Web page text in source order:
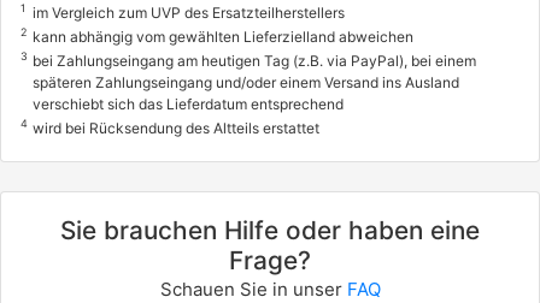
1 im Vergleich zum UVP des Ersatzteilherstellers
2 kann abhängig vom gewählten Lieferzielland abweichen
3 bei Zahlungseingang am heutigen Tag (z.B. via PayPal), bei einem
späteren Zahlungseingang und/oder einem Versand ins Ausland
verschiebt sich das Lieferdatum entsprechend
4 wird bei Rücksendung des Altteils erstattet
Sie brauchen Hilfe oder haben eine
Frage?
Schauen Sie in unser FAQ